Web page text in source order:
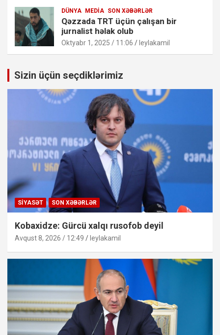
DÜNYA MEDIA SON XƏBƏRLƏR
Qəzzada TRT üçün çalışan bir
jurnalist həlak olub
Oktyabr 1, 2025 / 11:06 leylakamil
Sizin üçün seçdiklərimiz
SIYASƏT SON XƏBƏRLƏR
Kobaxidze: Gürcü xalqı rusofob deyil
Avqust 8, 2026 / 12:49 leylakamil